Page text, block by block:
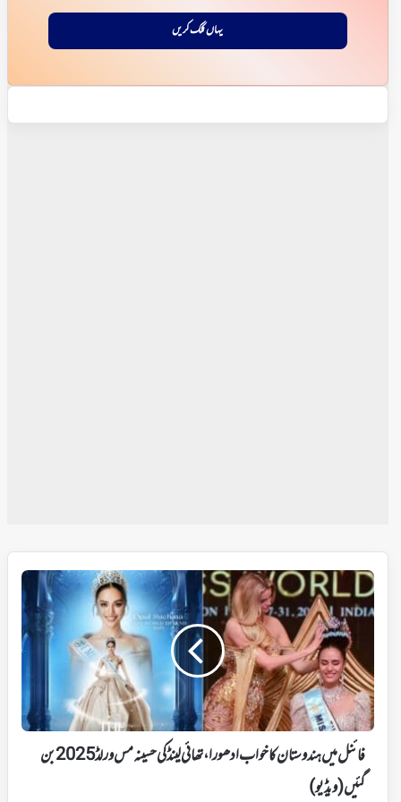
یہاں کلک کریں
فائنل
میں
ہندوستان
خواب
ادھورا،
تھائی
لینڈ
کی
حسینہ
مس
ورلڈ
فائنل میں ہندوستان کا خواب ادھورا، تھائی لینڈ کی حسینہ مس ورلڈ 2025بن
گئیں (ویڈیو)